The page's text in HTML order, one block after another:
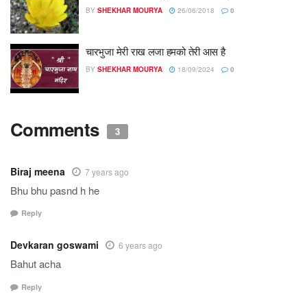
BY SHEKHAR MOURYA 26/06/2018 0
चारभुजा मेरी राख लजा हमको तेरी आस है
BY SHEKHAR MOURYA 18/09/2024 0
Comments 3
Biraj meena 7 years ago
Bhu bhu pasnd h he
Reply
Devkaran goswami 6 years ago
Bahut acha
Reply